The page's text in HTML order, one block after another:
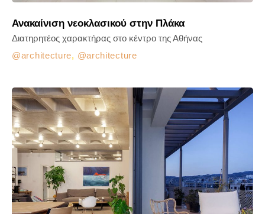
Ανακαίνιση νεοκλασικού στην Πλάκα
architecture, architecture
Διατηρητέος χαρακτήρας στο κέντρο της Αθήνας